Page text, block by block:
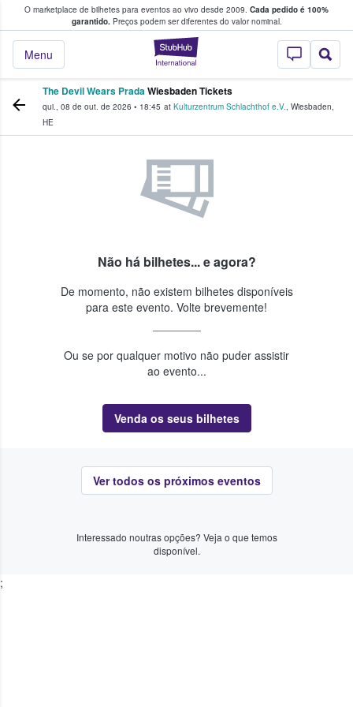
O marketplace de bilhetes para eventos ao vivo desde 2009. Cada pedido é 100%
garantido.Preços podem ser diferentes do valor nominal.
StubHub – onde
Menu
fãs compram e vendem bilhetes
The Devil Wears PradaWiesbaden Tickets
qui., 08 de out. de 2026 • 18:45 at Kulturzentrum Schlachthof e.V., Wiesbaden,
HE
Não há bilhetes... e agora?
De momento, não existem bilhetes disponíveis
para este evento. Volte brevemente!
Ou se por qualquer motivo não puder assistir
ao evento...
Venda os seus bilhetes
Ver todos os próximos eventos
Interessado noutras opções? Veja o que temos
disponível.
;